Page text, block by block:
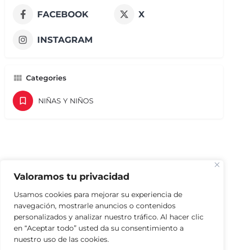
Valoramos tu privacidad
Usamos cookies para mejorar su experiencia de
navegación, mostrarle anuncios o contenidos
personalizados y analizar nuestro tráfico. Al hacer clic
en “Aceptar todo” usted da su consentimiento a
nuestro uso de las cookies.
FACEBOOK X
INSTAGRAM
Categories
NIÑAS Y NIÑOS